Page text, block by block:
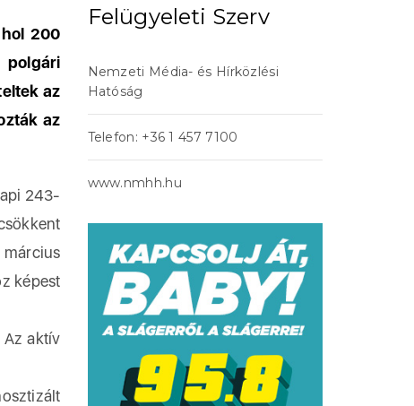
200
polgári
az
az
243-
képest
aktív
Felügyeleti Szerv
Nemzeti Média- és Hírközlési
Hatóság
Telefon: +36 1 457 7100
www.nmhh.hu